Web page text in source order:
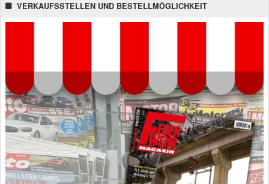
VERKAUFSSTELLEN UND BESTELLMÖGLICHKEIT